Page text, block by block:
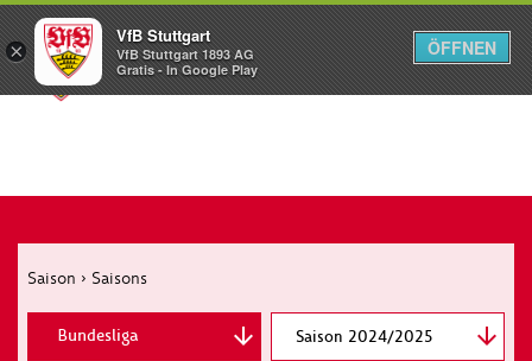
Menü
Saison › Saisons
Saison 2024/2025
Bundesliga
×
VfB Stuttgart
VfB Stuttgart 1893 AG
Gratis - In Google Play
ÖFFNEN